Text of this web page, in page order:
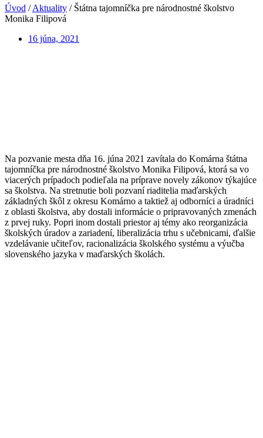
Úvod /Aktuality / Štátna tajomníčka pre národnostné školstvo
Monika Filipová
16 júna, 2021
Na pozvanie mesta dňa 16. júna 2021 zavítala do Komárna štátna
tajomníčka pre národnostné školstvo Monika Filipová, ktorá sa vo
viacerých prípadoch podieľala na príprave novely zákonov týkajúce
sa školstva. Na stretnutie boli pozvaní riaditelia maďarských
základných škôl z okresu Komárno a taktiež aj odborníci a úradníci
z oblasti školstva, aby dostali informácie o pripravovaných zmenách
z prvej ruky. Popri inom dostali priestor aj témy ako reorganizácia
školských úradov a zariadení, liberalizácia trhu s učebnicami, ďalšie
vzdelávanie učiteľov, racionalizácia školského systému a výučba
slovenského jazyka v maďarských školách.